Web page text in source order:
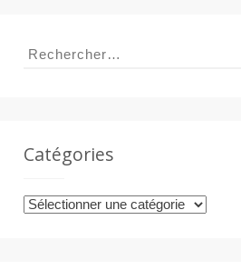
Rechercher :
Catégories
Catégories